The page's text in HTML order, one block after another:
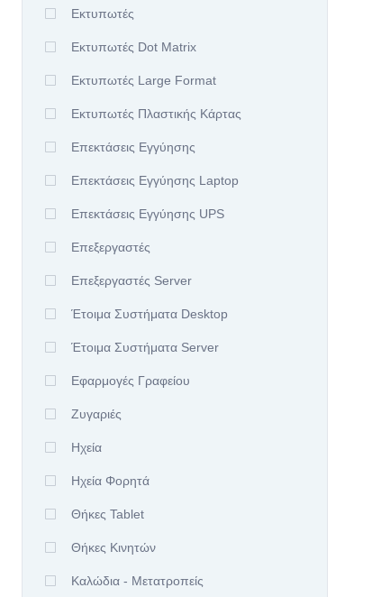
Εκτυπωτές
Εκτυπωτές Dot Matrix
Εκτυπωτές Large Format
Εκτυπωτές Πλαστικής Κάρτας
Επεκτάσεις Εγγύησης
Επεκτάσεις Εγγύησης Laptop
Επεκτάσεις Εγγύησης UPS
Επεξεργαστές
Επεξεργαστές Server
Έτοιμα Συστήματα Desktop
Έτοιμα Συστήματα Server
Εφαρμογές Γραφείου
Ζυγαριές
Ηχεία
Ηχεία Φορητά
Θήκες Tablet
Θήκες Κινητών
Καλώδια - Μετατροπείς